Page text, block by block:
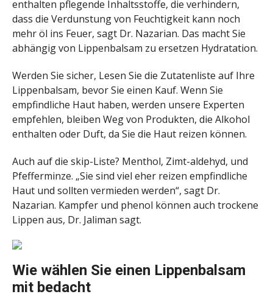
enthalten pflegende Inhaltsstoffe, die verhindern,
dass die Verdunstung von Feuchtigkeit kann noch
mehr öl ins Feuer, sagt Dr. Nazarian. Das macht Sie
abhängig von Lippenbalsam zu ersetzen Hydratation.
Werden Sie sicher, Lesen Sie die Zutatenliste auf Ihre
Lippenbalsam, bevor Sie einen Kauf. Wenn Sie
empfindliche Haut haben, werden unsere Experten
empfehlen, bleiben Weg von Produkten, die Alkohol
enthalten oder Duft, da Sie die Haut reizen können.
Auch auf die skip-Liste? Menthol, Zimt-aldehyd, und
Pfefferminze. „Sie sind viel eher reizen empfindliche
Haut und sollten vermieden werden“, sagt Dr.
Nazarian. Kampfer und phenol können auch trockene
Lippen aus, Dr. Jaliman sagt.
Wie wählen Sie einen Lippenbalsam
mit bedacht